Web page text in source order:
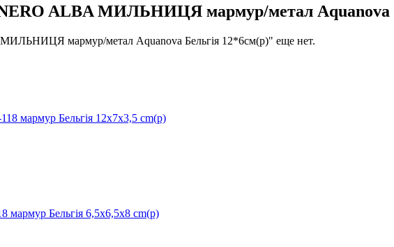
ALBA МИЛЬНИЦЯ мармур/метал Aquanova
мармур/метал Aquanova Бельгія 12*6см(р)" еще нет.
мармур Бельгія 12x7x3,5 cm(р)
Бельгія 6,5x6,5x8 cm(р)